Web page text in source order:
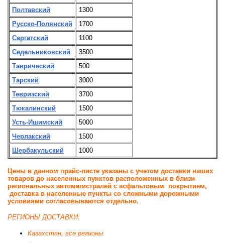
Полтавский
1300
Русско-Полянский
1700
Саргатский
1100
Седельниковский
3500
Таврический
500
Тарский
3000
Тевризский
3700
Тюкалинский
1500
Усть-Ишимский
5000
Черлакский
1500
Шербакульский
1000
Цены в данном прайс-листе указаны с учетом доставки наших
товаров до населенных пунктов расположенных в близи
региональных автомагистралей с асфальтовым покрытием,
доставка в населенные пункты со сложными дорожными
условиями согласовываются отдельно.
РЕГИОНЫ ДОСТАВКИ:
Казахстан, все регионы